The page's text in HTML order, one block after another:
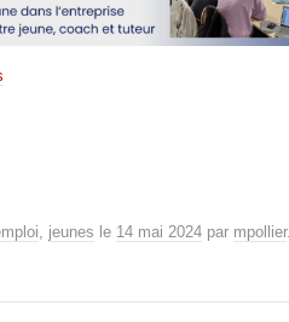
jeunes le 14 mai 2024 par mpollier.